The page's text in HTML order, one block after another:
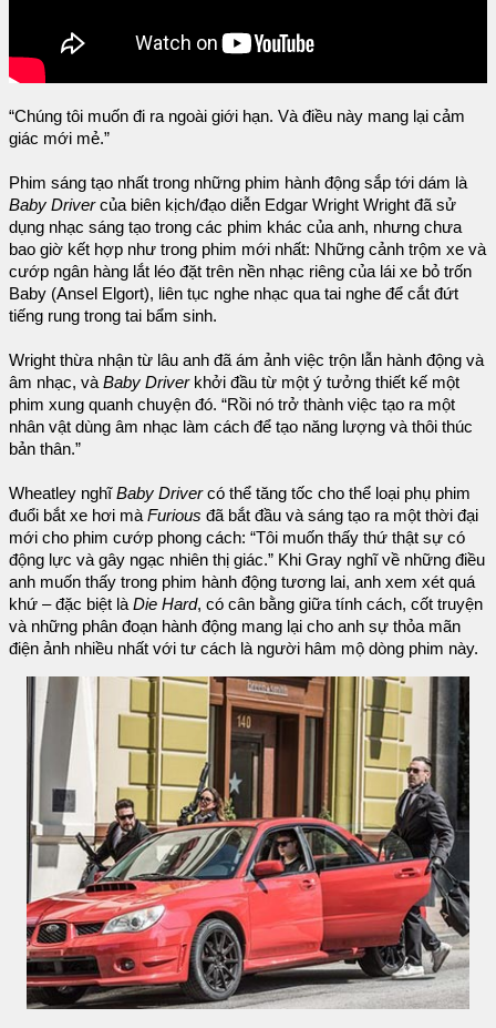
“Chúng tôi muốn đi ra ngoài giới hạn. Và điều này mang lại cảm
giác mới mẻ.”
Phim sáng tạo nhất trong những phim hành động sắp tới dám là
Baby Drivercủa biên kịch/đạo diễn Edgar Wright Wright đã sử
dụng nhạc sáng tạo trong các phim khác của anh, nhưng chưa
bao giờ kết hợp như trong phim mới nhất: Những cảnh trộm xe và
cướp ngân hàng lắt léo đặt trên nền nhạc riêng của lái xe bỏ trốn
Baby (Ansel Elgort), liên tục nghe nhạc qua tai nghe để cắt đứt
tiếng rung trong tai bẩm sinh.
Wright thừa nhận từ lâu anh đã ám ảnh việc trộn lẫn hành động và
âm nhạc, vàBaby Driverkhởi đầu từ một ý tưởng thiết kế một
phim xung quanh chuyện đó. “Rồi nó trở thành việc tạo ra một
nhân vật dùng âm nhạc làm cách để tạo năng lượng và thôi thúc
bản thân.”
Wheatley nghĩBaby Drivercó thể tăng tốc cho thể loại phụ phim
đuổi bắt xe hơi màFurious đã bắt đầu và sáng tạo ra một thời đại
mới cho phim cướp phong cách: “Tôi muốn thấy thứ thật sự có
động lực và gây ngạc nhiên thị giác.” Khi Gray nghĩ về những điều
anh muốn thấy trong phim hành động tương lai, anh xem xét quá
khứ – đặc biệt làDie Hard, có cân bằng giữa tính cách, cốt truyện
và những phân đoạn hành động mang lại cho anh sự thỏa mãn
điện ảnh nhiều nhất với tư cách là người hâm mộ dòng phim này.